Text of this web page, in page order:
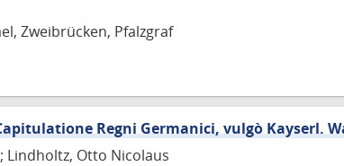
Zweibrücken, Pfalzgraf
Regni Germanici, vulgò Kayserl.
Lindholtz, Otto Nicolaus